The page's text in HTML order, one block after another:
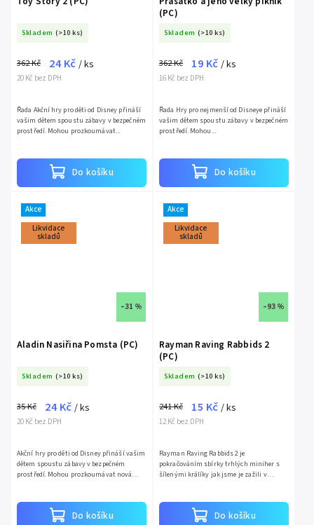
Skladem (>10 ks)
20 Kč bez DPH
362 Kč 24 Kč / ks
Do košíku
Řada Akční hry pro děti od Disney přináší
vašim dětem spoustu zábavy v bezpečném
prostředí. Mohou prozkoumávat...
(PC)
Skladem (>10 ks)
16 Kč bez DPH
362 Kč 19 Kč / ks
Do košíku
Řada Hry pro nejmenší od Disneye přináší
vašim dětem spoustu zábavy v bezpečném
prostředí. Mohou...
Akce
Likvidace
skladů
–31 %
Aladin Nasiřina Pomsta (PC)
Skladem (>10 ks)
20 Kč bez DPH
35 Kč 24 Kč / ks
Do košíku
Akční hry pro děti od Disney přináší vašim
dětem spoustu zábavy v bezpečném
prostředí. Mohou prozkoumávat nová
Akce
Likvidace
skladů
–93 %
Rayman Raving Rabbids 2
(PC)
Skladem (>10 ks)
12 Kč bez DPH
241 Kč 15 Kč / ks
Do košíku
Rayman Raving Rabbids 2 je
pokračováním sbírky trhlých miniher s
šílenými králíky jak jsme je zažili v